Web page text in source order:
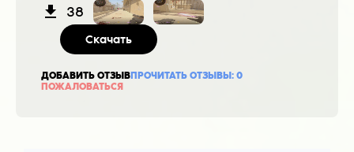
38
Скачать
ДОБАВИТЬ ОТЗЫВПРОЧИТАТЬ ОТЗЫВЫ: 0
ПОЖАЛОВАТЬСЯ